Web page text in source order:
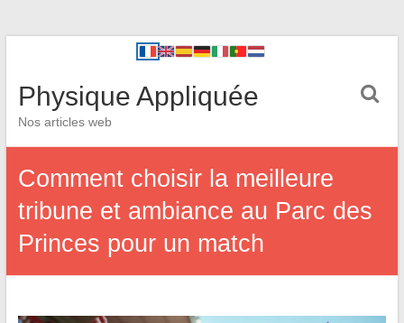
Physique Appliquée
Nos articles web
Comment choisir la meilleure
tribune et ambiance au Parc des
Princes pour un match